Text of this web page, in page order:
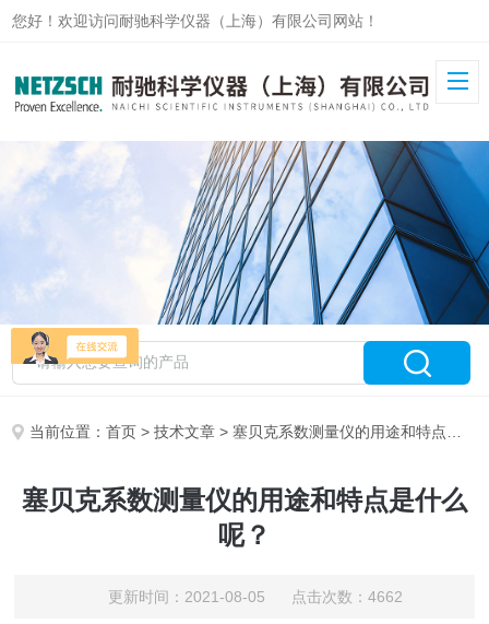
您好！欢迎访问耐驰科学仪器（上海）有限公司网站！
当前位置：首页 >技术文章 > 塞贝克系数测量仪的用途和特点是什么呢？
塞贝克系数测量仪的用途和特点是什么
呢？
更新时间：2021-08-05 点击次数：4662